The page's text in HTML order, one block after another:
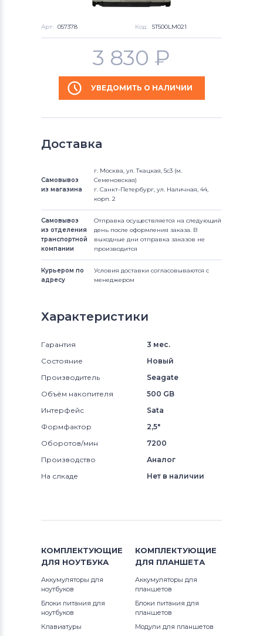
Арт: 057378 Код: ST500LM021
3 830 ₽
УВЕДОМИТЬ О НАЛИЧИИ
Доставка
Самовывоз
из магазина
г. Москва, ул. Ткацкая, 5с3 (м.
Семеновская)
г. Санкт-Петербург, ул. Наличная, 44,
корп. 2
Самовывоз
из отделения
транспортной
компании
Отправка осуществляется на следующий
день после оформления заказа. В
выходные дни отправка заказов не
производится
Курьером по
адресу
Условия доставки согласовываются с
менеджером
Характеристики
Гарантия
3 мес.
Состояние
Новый
Производитель
Seagate
Объём накопителя
500 GB
Интерфейс
Sata
Формфактор
2,5"
Оборотов/мин
7200
Производство
Аналог
На слкаде
Нет в наличии
КОМПЛЕКТУЮЩИЕ
ДЛЯ НОУТБУКА
Аккумуляторы для
ноутбуков
Блоки питания для
ноутбуков
Клавиатуры
КОМПЛЕКТУЮЩИЕ
ДЛЯ ПЛАНШЕТА
Аккумуляторы для
планшетов
Блоки питания для
планшетов
Модули для планшетов